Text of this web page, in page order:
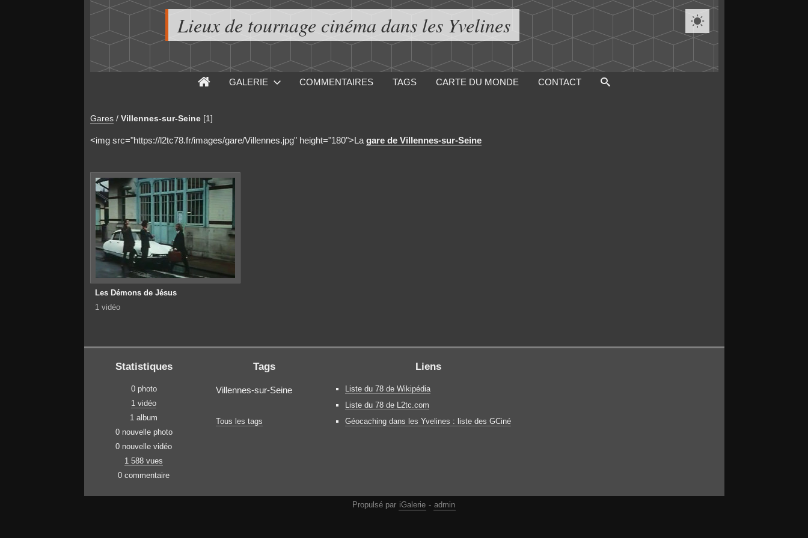
Lieux de tournage cinéma dans les Yvelines 
GALERIE COMMENTAIRES TAGS CARTE DU MONDE CONTACT
Gares / Villennes-sur-Seine [1]
<img src="https://l2tc78.fr/images/gare/Villennes.jpg" height="180">La gare de Villennes-sur-Seine
Les Démons de Jésus
1 vidéo
Statistiques
0 photo
1 vidéo
1 album
0 nouvelle photo
0 nouvelle vidéo
1 588 vues
0 commentaire
Tags
Villennes-sur-Seine
Tous les tags
Liens
Liste du 78 de Wikipédia
Liste du 78 de L2tc.com
Géocaching dans les Yvelines : liste des GCiné
Propulsé par iGalerie - admin